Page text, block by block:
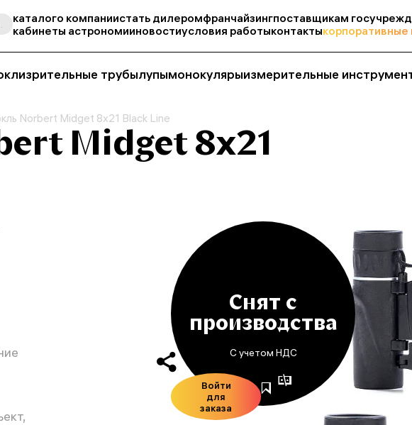
и др. каталого компаниистать дилеромфранчайзингпоставщикам
кабинеты астрономииновостиусловия работыконтактыкорпоративные
зрительные трубылупымонокулярыизмерительные
Norbert Midget 8x21 Black Line
Midget 8x21
Снят с
производства
С учетом НДС
Войти
для
заказа